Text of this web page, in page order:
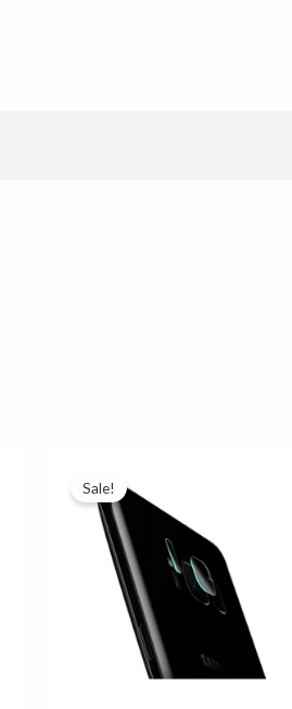
Sale!